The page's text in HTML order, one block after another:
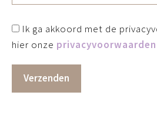
Ik ga akkoord met de
hier onze privacyvoorwaarden